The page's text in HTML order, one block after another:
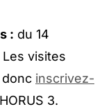
: du 14
visites
donc inscrivez-
3.